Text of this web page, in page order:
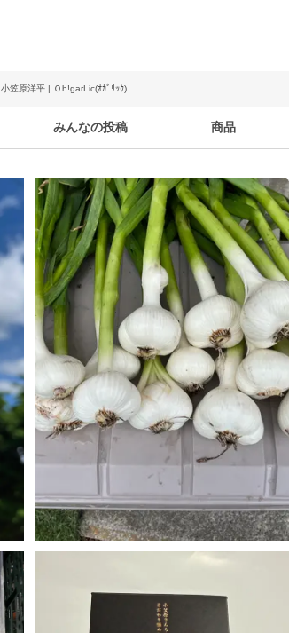
小笠原洋平 | Ｏh!garLic(ｵｶﾞﾘｯｸ)
みんなの投稿 商品